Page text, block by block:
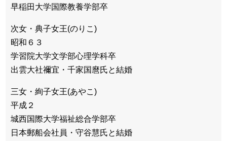
早稲田大学国際教養学部卒
次女・典子女王(のりこ)
昭和６３
学習院大学文学部心理学科卒
出雲大社禰宜・千家国麿氏と結婚
三女・絢子女王(あやこ)
平成２
城西国際大学福祉総合学部卒
日本郵船会社員・守谷慧氏と結婚